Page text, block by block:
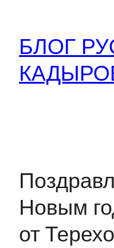
содержимому
БЛОГ
Новым
от